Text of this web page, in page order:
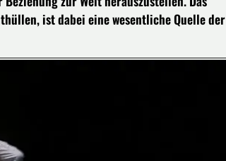
ist dabei eine wesentliche Quelle der